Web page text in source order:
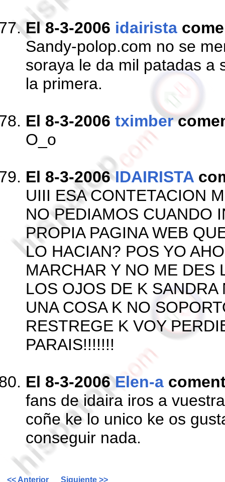
El 8-3-2006 idairista
Sandy-polop.com no se
soraya le da mil patadas a
la primera.
El 8-3-2006 tximber
O_o
El 8-3-2006IDAIRISTA
UIII ESA CONTETACION
NO PEDIAMOS CUANDO
PROPIA PAGINA WEB
LO HACIAN? POS YO
MARCHAR Y NO ME DES
LOS OJOS DE K
UNA COSA K NO
RESTREGE K VOY
PARAIS!!!!!!!
El 8-3-2006Elen-a
fans de idaira iros a
coñe ke lo unico ke os
conseguir nada.
<< Anterior Siguiente >>